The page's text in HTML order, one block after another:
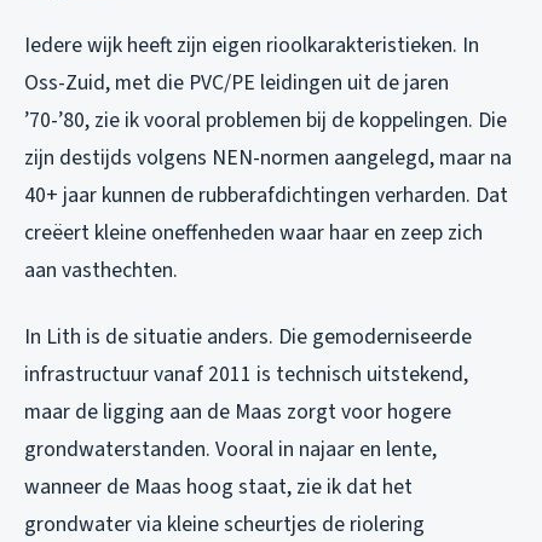
Iedere wijk heeft zijn eigen rioolkarakteristieken. In
Oss-Zuid, met die PVC/PE leidingen uit de jaren
’70-’80, zie ik vooral problemen bij de koppelingen. Die
zijn destijds volgens NEN-normen aangelegd, maar na
40+ jaar kunnen de rubberafdichtingen verharden. Dat
creëert kleine oneffenheden waar haar en zeep zich
aan vasthechten.
In Lith is de situatie anders. Die gemoderniseerde
infrastructuur vanaf 2011 is technisch uitstekend,
maar de ligging aan de Maas zorgt voor hogere
grondwaterstanden. Vooral in najaar en lente,
wanneer de Maas hoog staat, zie ik dat het
grondwater via kleine scheurtjes de riolering